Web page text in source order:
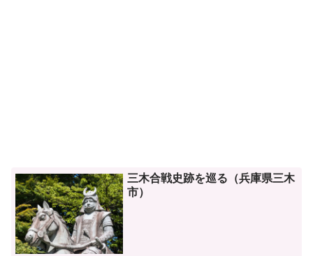
三木合戦史跡を巡る（兵庫県三木
市）